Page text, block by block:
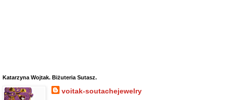
Katarzyna Wojtak. Biżuteria Sutasz.
voitak-soutachejewelry